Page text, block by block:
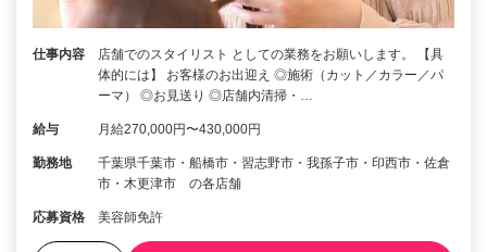
仕事内容
店舗でのスタイリスト としての業務をお願いします。 【具
体的には】 お客様のお出迎え ◎施術（カット／カラー／パ
ーマ） ◎お見送り ◎店舗内清掃・…
給与 月給270,000円〜430,000円
勤務地
千葉県千葉市・船橋市・習志野市・我孫子市・印西市・佐倉
市・木更津市 の各店舗
応募資格 美容師免許